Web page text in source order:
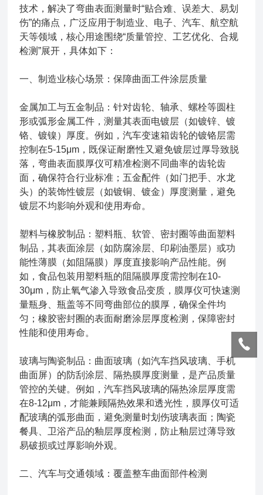
技术，解决了弯曲表面测量时“贴合难、误差大、易划
伤”的痛点，广泛应用于制造业、电子、汽车、航空航
天等领域，核心用途围绕“质量管控、工艺优化、合规
检测”展开，具体如下：
一、制造业核心场景：保障曲面工件涂层质量
金属加工与五金制品：针对齿轮、轴承、螺栓等圆柱
形或弧形金属工件，测量其表面电镀层（如镀锌、镀
铬、镀镍）厚度。例如，汽车变速箱齿轮的镀铬层需
控制在5-15μm，既保证耐磨性又避免镀层过厚导致脱
落，弯曲表面膜厚仪可精准检测不同曲率的齿轮齿
面，确保符合行业标准；五金配件（如门把手、水龙
头）的装饰性镀层（如镀铜、镀金）厚度测量，避免
镀层不均影响外观和使用寿命。
塑料与橡胶制品：塑料瓶、软管、密封圈等曲面塑料
制品，其表面涂层（如防腐涂层、印刷油墨层）或功
能性薄膜（如阻隔膜）厚度直接影响产品性能。例
如，食品包装用塑料瓶的阻隔膜厚度需控制在10-
30μm，防止氧气渗入导致食品变质，膜厚仪可快速测
量瓶身、瓶盖等不同弯曲部位的膜厚，确保全件均
匀；橡胶密封圈的表面耐磨涂层厚度检测，保障密封
性能和使用寿命。
玻璃与陶瓷制品：曲面玻璃（如汽车挡风玻璃、手机
曲面屏）的防刮涂层、隔热膜厚度测量，是产品质量
管控的关键。例如，汽车挡风玻璃的隔热涂层厚度需
在8-12μm，才能兼顾隔热效果和透光性，膜厚仪可适
配玻璃的弧形曲面，避免测量时划伤玻璃表面；陶瓷
餐具、卫浴产品的釉层厚度检测，防止釉层过薄导致
易破损或过厚影响外观。
二、汽车与交通领域：覆盖整车曲面部件检测